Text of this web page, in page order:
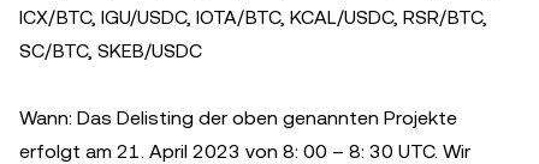
ICX/BTC, IGU/USDC, IOTA/BTC, KCAL/USDC, RSR/BTC,
SC/BTC, SKEB/USDC
Wann: Das Delisting der oben genannten Projekte
erfolgt am 21. April 2023 von 8: 00 – 8: 30 UTC. Wir